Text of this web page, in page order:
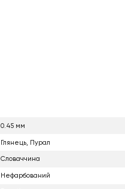
0.45 мм
Глянець, Пурал
Словаччина
Нефарбований